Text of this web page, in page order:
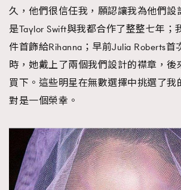
久，他們很信任我，願認讓我為他們設
是Taylor Swift與我都合作了整整七年；
件首飾給Rihanna；早前Julia Roberts
時，她戴上了兩個我們設計的襟章，後
買下。這些明星在無數選擇中挑選了我
對是一個榮幸。